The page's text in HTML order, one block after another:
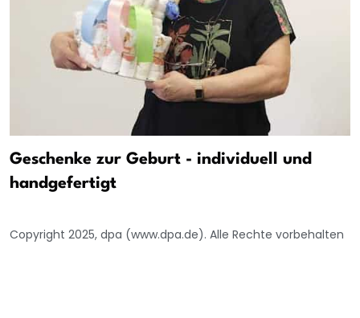
Geschenke zur Geburt - individuell und
handgefertigt
Copyright 2025, dpa (www.dpa.de). Alle Rechte vorbehalten